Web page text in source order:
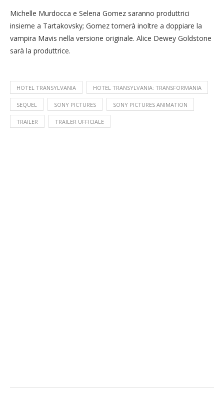
Michelle Murdocca e Selena Gomez saranno produttrici
insieme a Tartakovsky; Gomez tornerà inoltre a doppiare la
vampira Mavis nella versione originale. Alice Dewey Goldstone
sarà la produttrice.
HOTEL TRANSYLVANIA HOTEL TRANSYLVANIA: TRANSFORMANIA
SEQUEL SONY PICTURES SONY PICTURES ANIMATION
TRAILER TRAILER UFFICIALE